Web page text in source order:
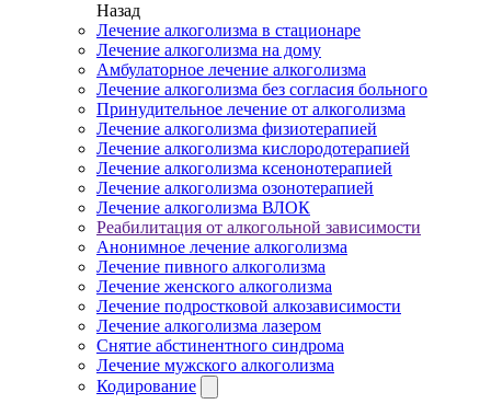
Назад
Лечение алкоголизма в стационаре
Лечение алкоголизма на дому
Амбулаторное лечение алкоголизма
Лечение алкоголизма без согласия больного
Принудительное лечение от алкоголизма
Лечение алкоголизма физиотерапией
Лечение алкоголизма кислородотерапией
Лечение алкоголизма ксенонотерапией
Лечение алкоголизма озонотерапией
Лечение алкоголизма ВЛОК
Реабилитация от алкогольной зависимости
Анонимное лечение алкоголизма
Лечение пивного алкоголизма
Лечение женского алкоголизма
Лечение подростковой алкозависимости
Лечение алкоголизма лазером
Снятие абстинентного синдрома
Лечение мужского алкоголизма
Кодирование